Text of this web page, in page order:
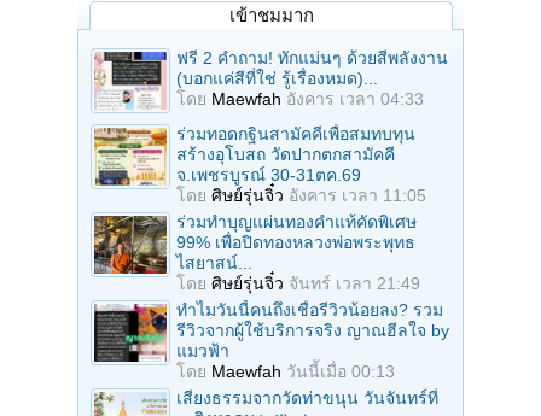
เข้าชมมาก
ฟรี 2 คำถาม! ทักแม่นๆ ด้วยสีพลังงาน
(บอกแค่สีที่ใช่ รู้เรื่องหมด)...
โดย Maewfah อังคาร เวลา 04:33
ร่วมทอดกฐินสามัคคีเพื่อสมทบทุน
สร้างอุโบสถ วัดปากตกสามัคคี
จ.เพชรบูรณ์ 30-31ตค.69
โดย ศิษย์รุ่นจิ๋ว อังคาร เวลา 11:05
ร่วมทําบุญแผ่นทองคำแท้คัดพิเศษ
99% เพื่อปิดทองหลวงพ่อพระพุทธ
ไสยาสน์...
โดย ศิษย์รุ่นจิ๋ว จันทร์ เวลา 21:49
ทำไมวันนี้คนถึงเชื่อรีวิวน้อยลง? รวม
รีวิวจากผู้ใช้บริการจริง ญาณฮีลใจ by
แมวฟ้า
โดย Maewfah วันนี้เมื่อ 00:13
เสียงธรรมจากวัดท่าขนุน วันจันทร์ที่